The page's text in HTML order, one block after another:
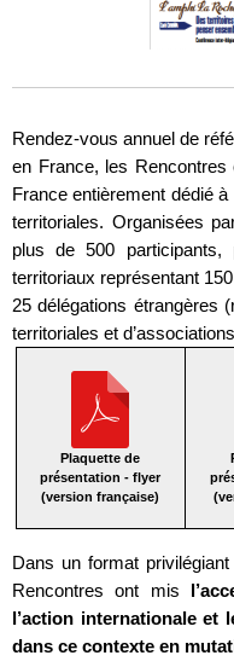
Rendez-vous annuel de
en France, les
France entièrement dédié
territoriales. Organisées
plus de 500
territoriaux représentant
25 délégations étrangères
territoriales et
Plaquette de
présentation - flyer
(version française)
Dans un format
Rencontres ont mis
l’action internationale et
dans ce contexte en